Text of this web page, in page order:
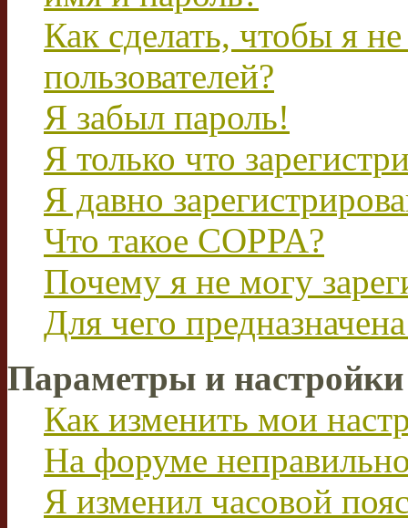
Как сделать, чтобы я
пользователей?
Я забыл пароль!
Я только что
Я давно
Что такое COPPA?
Почему я не могу
Для чего
Параметры и настройки
Как изменить мои
На форуме
Я изменил часовой